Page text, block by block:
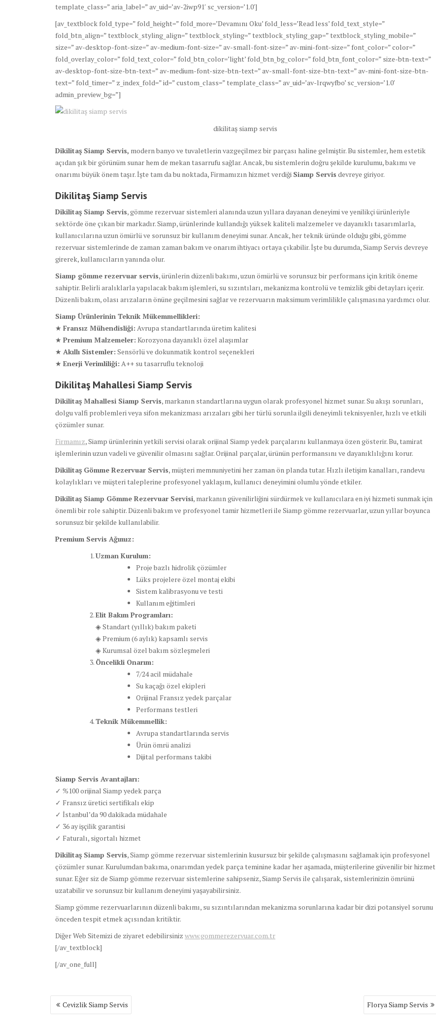
template_class=” aria_label=” av_uid=’av-2iwp91′ sc_version=’1.0′]
[av_textblock fold_type=” fold_height=” fold_more=’Devamını Oku’ fold_less=’Read less’ fold_text_style=”
fold_btn_align=” textblock_styling_align=” textblock_styling=” textblock_styling_gap=” textblock_styling_mobile=”
size=” av-desktop-font-size=” av-medium-font-size=” av-small-font-size=” av-mini-font-size=” font_color=” color=”
fold_overlay_color=” fold_text_color=” fold_btn_color=’light’ fold_btn_bg_color=” fold_btn_font_color=” size-btn-text=”
av-desktop-font-size-btn-text=” av-medium-font-size-btn-text=” av-small-font-size-btn-text=” av-mini-font-size-btn-
text=” fold_timer=” z_index_fold=” id=” custom_class=” template_class=” av_uid=’av-lrqwyfbo’ sc_version=’1.0′
admin_preview_bg=”]
dikilitaş siamp servis
Dikilitaş Siamp Servis, modern banyo ve tuvaletlerin vazgeçilmez bir parçası haline gelmiştir. Bu sistemler, hem estetik
açıdan şık bir görünüm sunar hem de mekan tasarrufu sağlar. Ancak, bu sistemlerin doğru şekilde kurulumu, bakımı ve
onarımı büyük önem taşır. İşte tam da bu noktada, Firmamızın hizmet verdiği Siamp Servis devreye giriyor.
Dikilitaş Siamp Servis
Dikilitaş Siamp Servis, gömme rezervuar sistemleri alanında uzun yıllara dayanan deneyimi ve yenilikçi ürünleriyle
sektörde öne çıkan bir markadır. Siamp, ürünlerinde kullandığı yüksek kaliteli malzemeler ve dayanıklı tasarımlarla,
kullanıcılarına uzun ömürlü ve sorunsuz bir kullanım deneyimi sunar. Ancak, her teknik üründe olduğu gibi, gömme
rezervuar sistemlerinde de zaman zaman bakım ve onarım ihtiyacı ortaya çıkabilir. İşte bu durumda, Siamp Servis devreye
girerek, kullanıcıların yanında olur.
Siamp gömme rezervuar servis, ürünlerin düzenli bakımı, uzun ömürlü ve sorunsuz bir performans için kritik öneme
sahiptir. Belirli aralıklarla yapılacak bakım işlemleri, su sızıntıları, mekanizma kontrolü ve temizlik gibi detayları içerir.
Düzenli bakım, olası arızaların önüne geçilmesini sağlar ve rezervuarın maksimum verimlilikle çalışmasına yardımcı olur.
Siamp Ürünlerinin Teknik Mükemmellikleri:
★ Fransız Mühendisliği: Avrupa standartlarında üretim kalitesi
★ Premium Malzemeler: Korozyona dayanıklı özel alaşımlar
★ Akıllı Sistemler: Sensörlü ve dokunmatik kontrol seçenekleri
★ Enerji Verimliliği: A++ su tasarruflu teknoloji
Dikilitaş Mahallesi Siamp Servis
Dikilitaş Mahallesi Siamp Servis, markanın standartlarına uygun olarak profesyonel hizmet sunar. Su akışı sorunları,
dolgu valfi problemleri veya sifon mekanizması arızaları gibi her türlü sorunla ilgili deneyimli teknisyenler, hızlı ve etkili
çözümler sunar.
Firmamız, Siamp ürünlerinin yetkili servisi olarak orijinal Siamp yedek parçalarını kullanmaya özen gösterir. Bu, tamirat
işlemlerinin uzun vadeli ve güvenilir olmasını sağlar. Orijinal parçalar, ürünün performansını ve dayanıklılığını korur.
Dikilitaş Gömme Rezervuar Servis, müşteri memnuniyetini her zaman ön planda tutar. Hızlı iletişim kanalları, randevu
kolaylıkları ve müşteri taleplerine profesyonel yaklaşım, kullanıcı deneyimini olumlu yönde etkiler.
Dikilitaş Siamp Gömme Rezervuar Servisi, markanın güvenilirliğini sürdürmek ve kullanıcılara en iyi hizmeti sunmak için
önemli bir role sahiptir. Düzenli bakım ve profesyonel tamir hizmetleri ile Siamp gömme rezervuarlar, uzun yıllar boyunca
sorunsuz bir şekilde kullanılabilir.
Premium Servis Ağımız:
Uzman Kurulum:
Proje bazlı hidrolik çözümler
Lüks projelere özel montaj ekibi
Sistem kalibrasyonu ve testi
Kullanım eğitimleri
Elit Bakım Programları:
◈ Standart (yıllık) bakım paketi
◈ Premium (6 aylık) kapsamlı servis
◈ Kurumsal özel bakım sözleşmeleri
Öncelikli Onarım:
7/24 acil müdahale
Su kaçağı özel ekipleri
Orijinal Fransız yedek parçalar
Performans testleri
Teknik Mükemmellik:
Avrupa standartlarında servis
Ürün ömrü analizi
Dijital performans takibi
Siamp Servis Avantajları:
✓ %100 orijinal Siamp yedek parça
✓ Fransız üretici sertifikalı ekip
✓ İstanbul’da 90 dakikada müdahale
✓ 36 ay işçilik garantisi
✓ Faturalı, sigortalı hizmet
Dikilitaş Siamp Servis, Siamp gömme rezervuar sistemlerinin kusursuz bir şekilde çalışmasını sağlamak için profesyonel
çözümler sunar. Kurulumdan bakıma, onarımdan yedek parça teminine kadar her aşamada, müşterilerine güvenilir bir hizmet
sunar. Eğer siz de Siamp gömme rezervuar sistemlerine sahipseniz, Siamp Servis ile çalışarak, sistemlerinizin ömrünü
uzatabilir ve sorunsuz bir kullanım deneyimi yaşayabilirsiniz.
Siamp gömme rezervuarlarının düzenli bakımı, su sızıntılarından mekanizma sorunlarına kadar bir dizi potansiyel sorunu
önceden tespit etmek açısından kritiktir.
Diğer Web Sitemizi de ziyaret edebilirsiniz www.gommerezervuar.com.tr
[/av_textblock]
[/av_one_full]
Yazı
gezinmesi
Cevizlik Siamp Servis Florya Siamp Servis